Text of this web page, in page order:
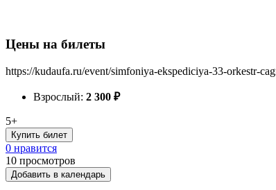
Цены на билеты
https://kudaufa.ru/event/simfoniya-ekspediciya-33-orkestr-
Взрослый: 2 300 ₽
5+
Купить билет
0 нравится
10 просмотров
Добавить в календарь